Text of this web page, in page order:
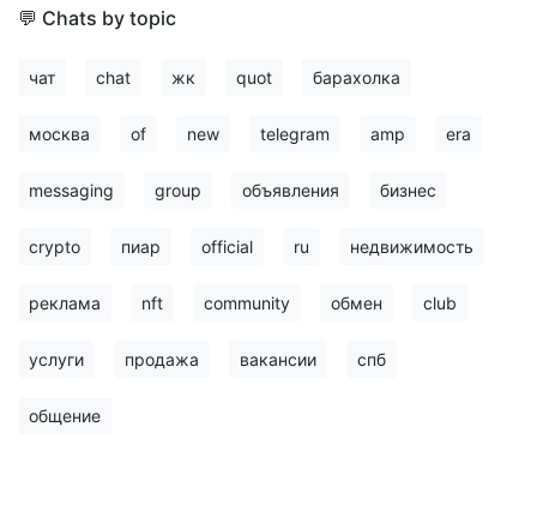
💬 Chats by topic
чат chat жк quot барахолка
москва of new telegram amp era
messaging group объявления бизнес
crypto пиар official ru недвижимость
реклама nft community обмен club
услуги продажа вакансии спб
общение